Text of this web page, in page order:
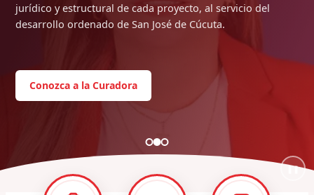
jurídico y estructural de cada proyecto, al servicio del
desarrollo ordenado de San José de Cúcuta.
Conozca a la Curadora
❚❚